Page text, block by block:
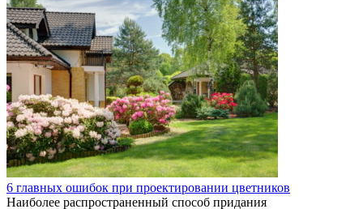
6 главных ошибок при проектировании цветников
Наиболее распространенный способ придания